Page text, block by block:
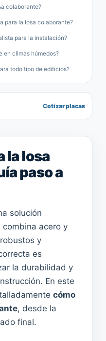
colaborante?
para la losa colaborante?
para la instalación?
en climas húmedos?
todo tipo de edificios?
Cotizar placas
la losa
paso a
solución
acero y
y
es
la durabilidad y
En este
cómo
, desde la
final.